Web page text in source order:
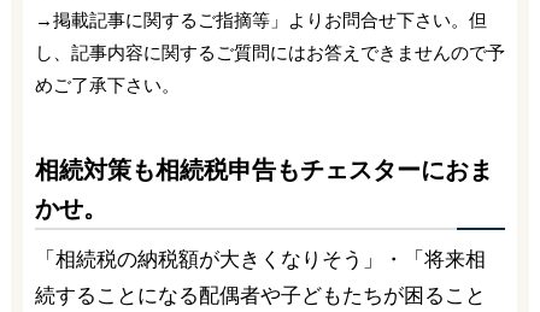
→掲載記事に関するご指摘等」よりお問合せ下さい。但
し、記事内容に関するご質問にはお答えできませんので予
めご了承下さい。
相続対策も相続税申告もチェスターにおま
かせ。
「相続税の納税額が大きくなりそう」・「将来相
続することになる配偶者や子どもたちが困ること